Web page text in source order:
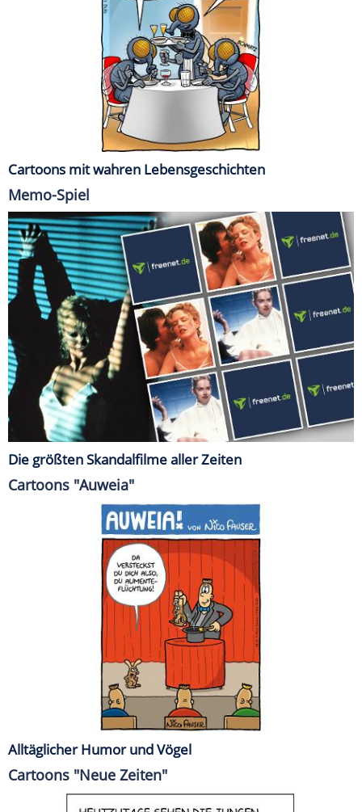
Cartoons mit wahren Lebensgeschichten
Memo-Spiel
Die größten Skandalfilme aller Zeiten
Cartoons "Auweia"
Alltäglicher Humor und Vögel
Cartoons "Neue Zeiten"